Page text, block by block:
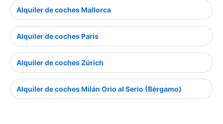
Alquiler de coches Mallorca
Alquiler de coches Paris
Alquiler de coches Zúrich
Alquiler de coches Milán Orio al Serio (Bérgamo)